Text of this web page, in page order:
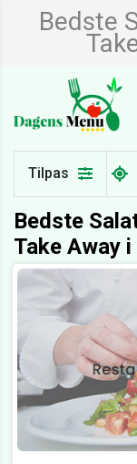
Bedste
Tilpas
Bedste
Take Away